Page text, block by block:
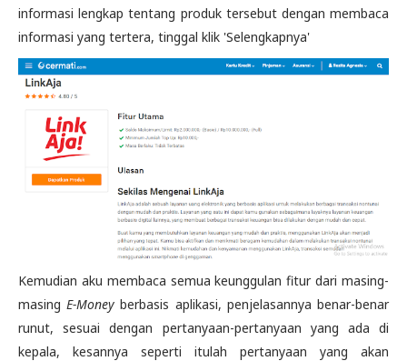
informasi lengkap tentang produk tersebut dengan membaca
informasi yang tertera, tinggal klik 'Selengkapnya'
Kemudian aku membaca semua keunggulan fitur dari masing-
masing E-Moneyberbasis aplikasi, penjelasannya benar-benar
runut, sesuai dengan pertanyaan-pertanyaan yang ada di
kepala, kesannya seperti itulah pertanyaan yang akan